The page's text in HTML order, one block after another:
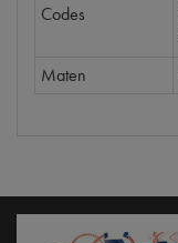
Codes
Maten